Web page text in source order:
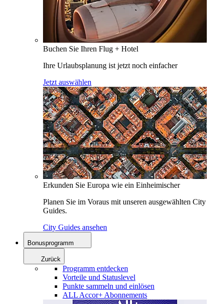
Buchen Sie Ihren Flug + Hotel
Ihre Urlaubsplanung ist jetzt noch einfacher
Jetzt auswählen
Erkunden Sie Europa wie ein Einheimischer
Planen Sie im Voraus mit unseren ausgewählten City
Guides.
City Guides ansehen
Bonusprogramm
Zurück
Programm entdecken
Vorteile und Statuslevel
Punkte sammeln und einlösen
ALL Accor+ Abonnements